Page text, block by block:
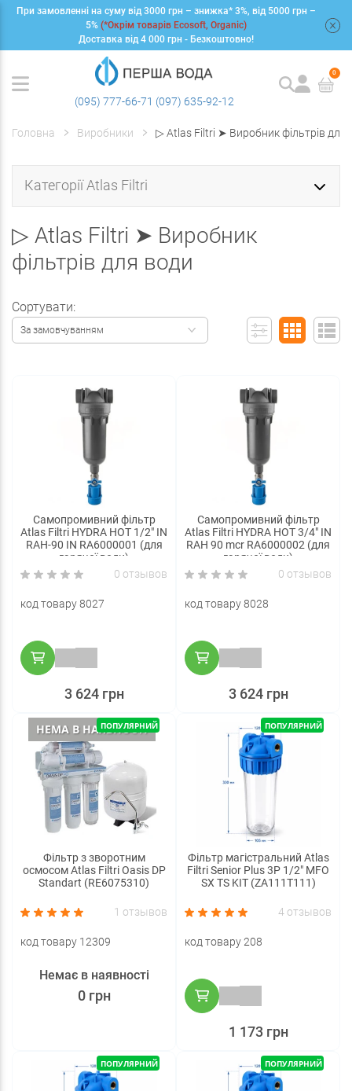
При замовленні на суму від 3000 грн – знижка* 3%, від 5000 грн –
5% (*Окрім товарів Ecosoft, Organic)
Доставка від 4 000 грн - Безкоштовно!
(095) 777-66-71 (097) 635-92-12
0
Головна Виробники ▷ Atlas Filtri ➤ Виробник фільтрів для
Категорії Atlas Filtri
▷ Atlas Filtri ➤ Виробник
фільтрів для води
Сортувати:
За замовчуванням
Самопромивний фільтр
Atlas Filtri HYDRA HOT 1/2" IN
RAH-90 IN RA6000001 (для
гарячої води)
0 отзывов
код товару 8027
3 624 грн
Самопромивний фільтр
Atlas Filtri HYDRA HOT 3/4" IN
RAH 90 mcr RA6000002 (для
гарячої води)
0 отзывов
код товару 8028
3 624 грн
НЕМА В НАЯВНОСТІ
ПОПУЛЯРНИЙ
Фільтр з зворотним
осмосом Atlas Filtri Oasis DP
Standart (RE6075310)
1 отзывов
код товару 12309
0 грн
Немає в наявності
ПОПУЛЯРНИЙ
Фільтр магістральний Atlas
Filtri Senior Plus 3P 1/2" MFO
SX TS KIT (ZA111T111)
4 отзывов
код товару 208
1 173 грн
ПОПУЛЯРНИЙ ПОПУЛЯРНИЙ